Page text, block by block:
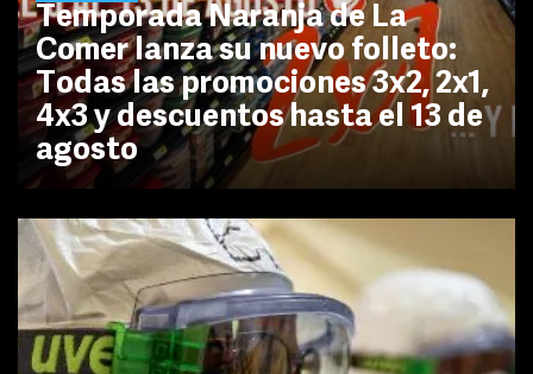
Temporada Naranja de La
Comer lanza su nuevo folleto:
Todas las promociones 3x2, 2x1,
4x3 y descuentos hasta el 13 de
agosto